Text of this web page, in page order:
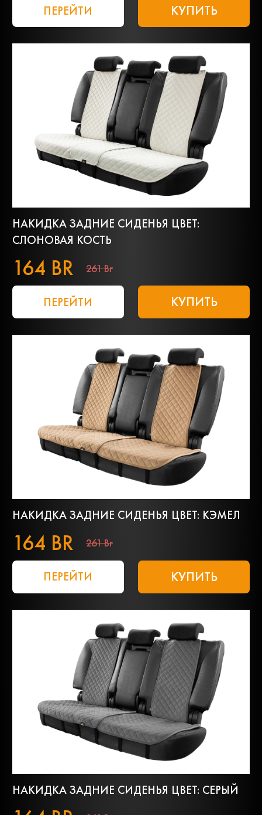
ПЕРЕЙТИ КУПИТЬ
НАКИДКА ЗАДНИЕ СИДЕНЬЯ ЦВЕТ:
СЛОНОВАЯ КОСТЬ
164 BR 261 Br
ПЕРЕЙТИ КУПИТЬ
НАКИДКА ЗАДНИЕ СИДЕНЬЯ ЦВЕТ: КЭМЕЛ
164 BR 261 Br
ПЕРЕЙТИ КУПИТЬ
НАКИДКА ЗАДНИЕ СИДЕНЬЯ ЦВЕТ: СЕРЫЙ